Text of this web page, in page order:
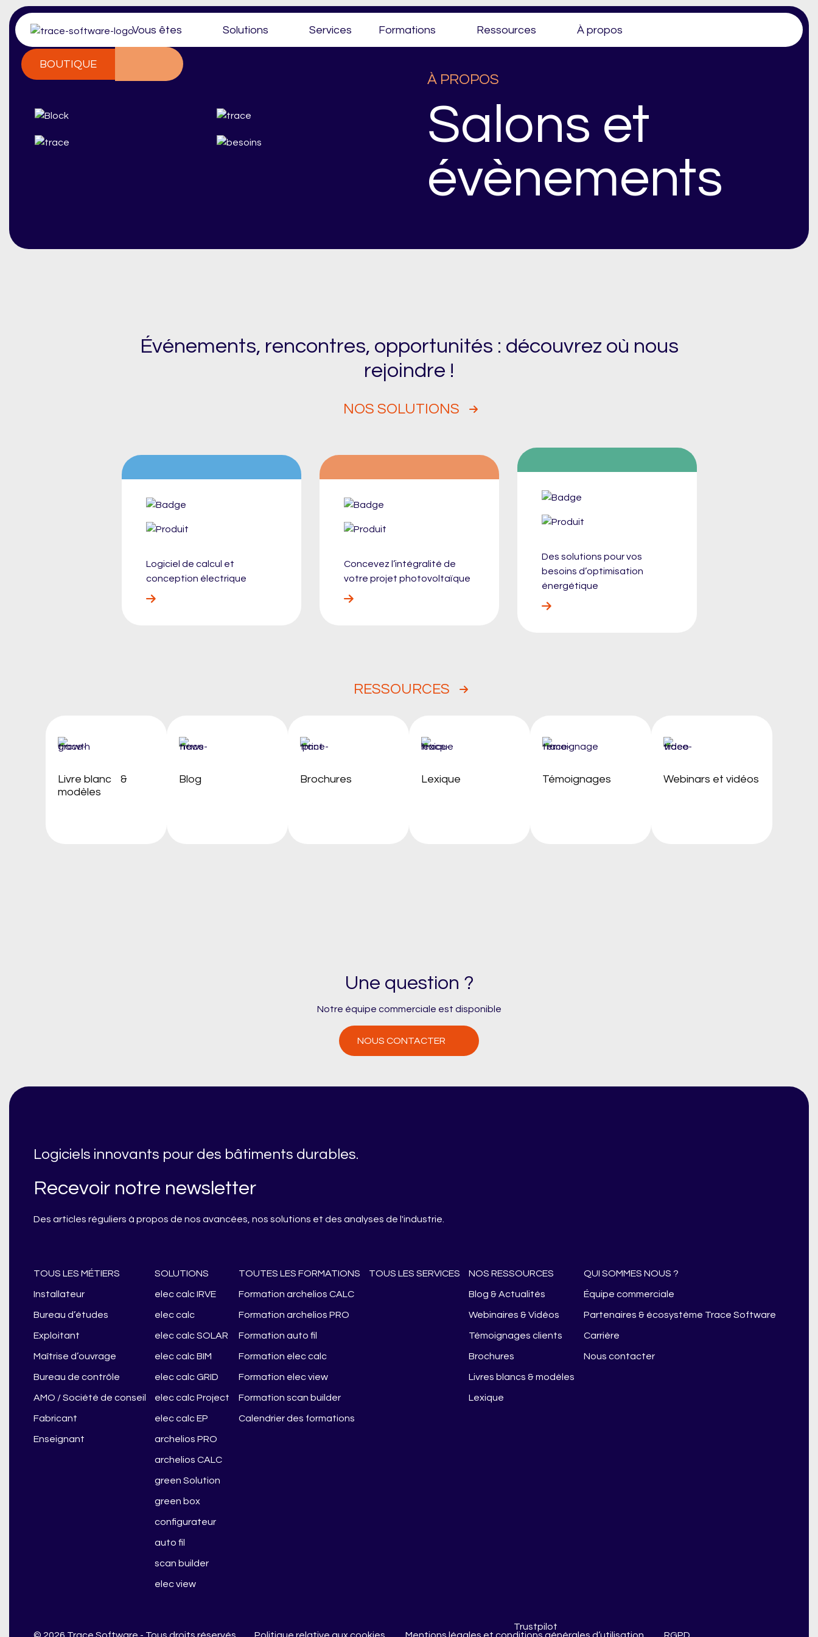
Vous êtes Solutions Services Formations Ressources À propos
BOUTIQUE
À PROPOS
Salons et
évènements
Événements, rencontres, opportunités : découvrez où nous
rejoindre !
NOS SOLUTIONS
Logiciel de calcul et
conception électrique
Concevez l’intégralité de
votre projet photovoltaïque
Des solutions pour vos
besoins d’optimisation
énergétique
RESSOURCES
Livre blanc &
modèles
Blog Brochures Lexique Témoignages Webinars et vidéos
Une question ?
Notre équipe commerciale est disponible
NOUS CONTACTER
Logiciels innovants pour des bâtiments durables.
Recevoir notre newsletter
Des articles réguliers à propos de nos avancées, nos solutions et des analyses de l'industrie.
TOUS LES MÉTIERS
Installateur
Bureau d’études
Exploitant
Maîtrise d’ouvrage
Bureau de contrôle
AMO / Société de conseil
Fabricant
Enseignant
SOLUTIONS
elec calc IRVE
elec calc
elec calc SOLAR
elec calc BIM
elec calc GRID
elec calc Project
elec calc EP
archelios PRO
archelios CALC
green Solution
green box
configurateur
auto fil
scan builder
elec view
TOUTES LES FORMATIONS
Formation archelios CALC
Formation archelios PRO
Formation auto fil
Formation elec calc
Formation elec view
Formation scan builder
Calendrier des formations
TOUS LES SERVICES NOS RESSOURCES
Blog & Actualités
Webinaires & Vidéos
Témoignages clients
Brochures
Livres blancs & modèles
Lexique
QUI SOMMES NOUS ?
Équipe commerciale
Partenaires & écosystème Trace Software
Carrière
Nous contacter
© 2026 Trace Software - Tous droits réservés Politique relative aux cookies Mentions légales et conditions générales d’utilisation RGPD
Trustpilot